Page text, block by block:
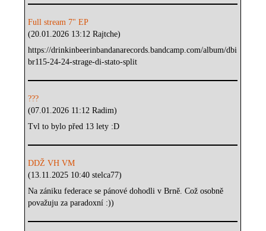
Full stream 7" EP
(20.01.2026 13:12 Rajtche)
https://drinkinbeerinbandanarecords.bandcamp.com/album/dbi
br115-24-24-strage-di-stato-split
???
(07.01.2026 11:12 Radim)
Tvl to bylo před 13 lety :D
DDŽ VH VM
(13.11.2025 10:40 stelca77)
Na zániku federace se pánové dohodli v Brně. Což osobně
považuju za paradoxní :))